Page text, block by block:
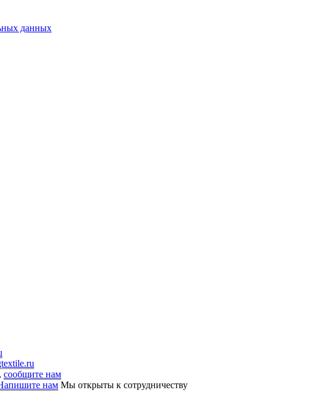
данных
сообщите нам
нам Мы открыты к сотрудничеству